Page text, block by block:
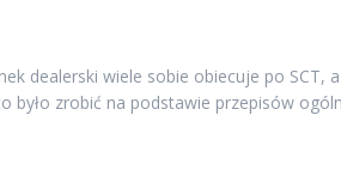
dealerski wiele sobie obiecuje po SCT,
zrobić na podstawie przepisów